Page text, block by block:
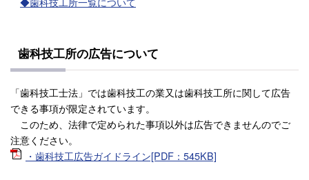
歯科技工所の広告について
「歯科技工士法」では歯科技工の業又は歯科技工所に関して広告
できる事項が限定されています。
このため、法律で定められた事項以外は広告できませんのでご
注意ください。
・歯科技工広告ガイドライン[PDF：545KB]